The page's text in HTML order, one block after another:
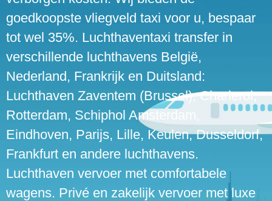
goedkoopste vliegveld taxi voor u, bespaar
tot wel 35%. Luchthaventaxi transfer in
verschillende luchthavens België,
Nederland, Frankrijk en Duitsland:
Luchthaven Zaventem (Brussel), Charleroi,
Rotterdam, Schiphol Amsterdam,
Eindhoven, Parijs, Lille, Keulen, Dusseldorf,
Frankfurt en andere luchthavens.
Luchthaven vervoer met comfortabele
wagens. Privé en zakelijk vervoer met luxe